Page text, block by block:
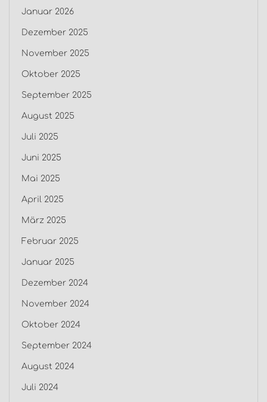
Januar 2026
Dezember 2025
November 2025
Oktober 2025
September 2025
August 2025
Juli 2025
Juni 2025
Mai 2025
April 2025
März 2025
Februar 2025
Januar 2025
Dezember 2024
November 2024
Oktober 2024
September 2024
August 2024
Juli 2024